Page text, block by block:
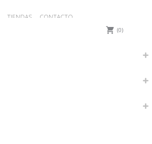
0
TIENDAS CONTACTO